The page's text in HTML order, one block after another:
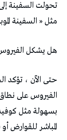
تحولت السفينة
مثل « السفينة
هل يشكل الفيروس
حتى الآن ، تؤكد
الفيروس على
المباشر للقوارض